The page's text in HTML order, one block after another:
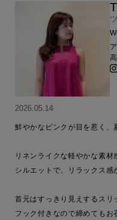
2026.05.14
鮮やかなピンクが目を惹く、
リネンライクな軽やかな素
シルエットで、リラックス感
首元はすっきり見えするスリ
フック付きなので締めてもお